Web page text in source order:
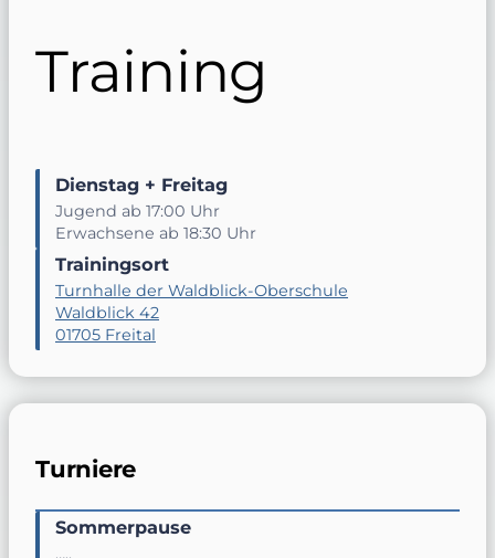
Training
Dienstag + Freitag
Jugend ab 17:00 Uhr
Erwachsene ab 18:30 Uhr
Trainingsort
Turnhalle der Waldblick-Oberschule
Waldblick 42
01705 Freital
Turniere
Sommerpause
…..